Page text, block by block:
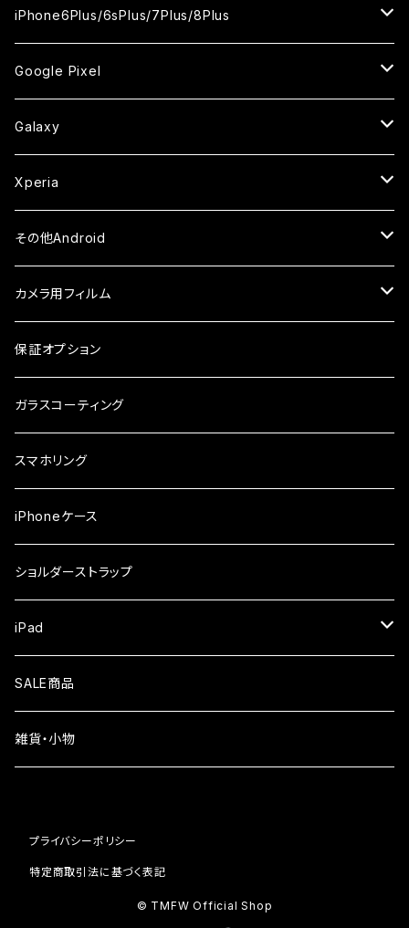
セラミックフィルム
セラミックフィルム
ガラスフィルム
セラミックフィルム
セラミックフィルム
ガラスフィルム
セラミックフィルム
iPhoneXR
ガラスフィルム
セラミックフィルム
iPhoneXSMax
ガラスフィルム
セラミックフィルム
ガラスフィルム
ケース
iPhoneSE2
ガラスフィルム
ケース
iPhone8
ガラスフィルム
セラミックフィルム
iPhone7
ガラスフィルム
セラミックフィルム
iPhone6s
ガラスフィルム
ケース・カバー
iPhone6
ガラスフィルム
ケース・カバー
iPhone6Plus/6sPlus/7Plus/8Plus
iPhone6Plus
ガラスフィルム
ケース
iPhone6sPlus
ガラスフィルム
ケース
iPhone7Plus
ガラスフィルム
ケース
iPhone8Plus
ガラスフィルム
ケース
Google Pixel
ガラスフィルム
セラミックフィルム
ケース
Galaxy
ガラスフィルム
セラミックフィルム
ケース
Xperia
ガラスフィルム
その他Android
AQUOS
ガラスフィルム
arrows
ガラスフィルム
シンプルスマホ
ガラスフィルム
らくらくスマホ
ガラスフィルム
OPPO
ガラスフィルム
Xiaomi
ガラスフィルム
カメラ用フィルム
iPhone
iPhone17e
iPhone17ProMax
iPhone16
iPhone15
iPhone13
Android
保証オプション
ガラスコーティング
スマホリング
iPhoneケース
ショルダーストラップ
iPad
液晶フィルム
SALE商品
雑貨・小物
プライバシーポリシー
特定商取引法に基づく表記
© TMFW Official Shop